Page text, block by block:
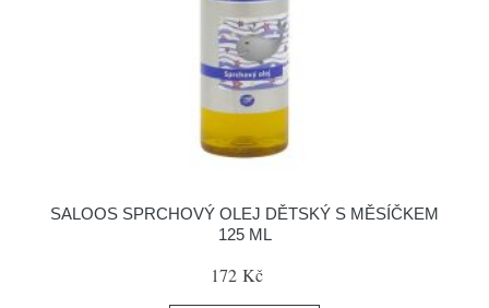
SALOOS SPRCHOVÝ OLEJ DĚTSKÝ S MĚSÍČKEM
125 ML
172 Kč